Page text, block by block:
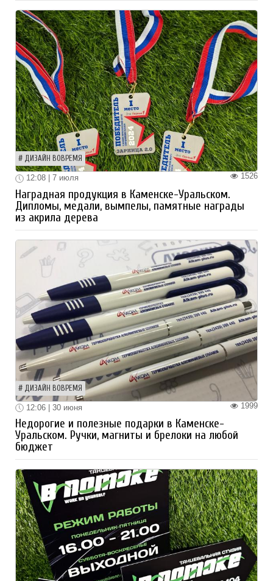
ДИЗАЙН ВОВРЕМЯ
1526
12:08 | 7 июля
Наградная продукция в Каменске-Уральском.
Дипломы, медали, вымпелы, памятные награды
из акрила дерева
ДИЗАЙН ВОВРЕМЯ
1999
12:06 | 30 июня
Недорогие и полезные подарки в Каменске-
Уральском. Ручки, магниты и брелоки на любой
бюджет